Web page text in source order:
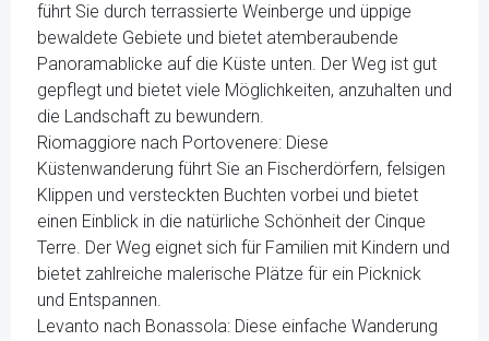
führt Sie durch terrassierte Weinberge und üppige
bewaldete Gebiete und bietet atemberaubende
Panoramablicke auf die Küste unten. Der Weg ist gut
gepflegt und bietet viele Möglichkeiten, anzuhalten und
die Landschaft zu bewundern.
Riomaggiore nach Portovenere: Diese
Küstenwanderung führt Sie an Fischerdörfern, felsigen
Klippen und versteckten Buchten vorbei und bietet
einen Einblick in die natürliche Schönheit der Cinque
Terre. Der Weg eignet sich für Familien mit Kindern und
bietet zahlreiche malerische Plätze für ein Picknick
und Entspannen.
Levanto nach Bonassola: Diese einfache Wanderung